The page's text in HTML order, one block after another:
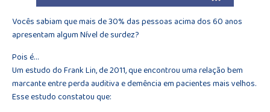
Vocês sabiam que mais de 30% das pessoas acima dos 60 anos
apresentam algum Nível de surdez?
Pois é…
Um estudo do Frank Lin, de 2011, que encontrou uma relação bem
marcante entre perda auditiva e demência em pacientes mais velhos.
Esse estudo constatou que: